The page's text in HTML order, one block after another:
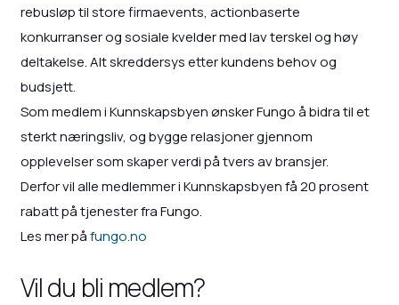
rebusløp til store firmaevents, actionbaserte
konkurranser og sosiale kvelder med lav terskel og høy
deltakelse. Alt skreddersys etter kundens behov og
budsjett.
Som medlem i Kunnskapsbyen ønsker Fungo å bidra til et
sterkt næringsliv, og bygge relasjoner gjennom
opplevelser som skaper verdi på tvers av bransjer.
Derfor vil alle medlemmer i Kunnskapsbyen få 20 prosent
rabatt på tjenester fra Fungo.
Les mer påfungo.no
Vil du bli medlem?